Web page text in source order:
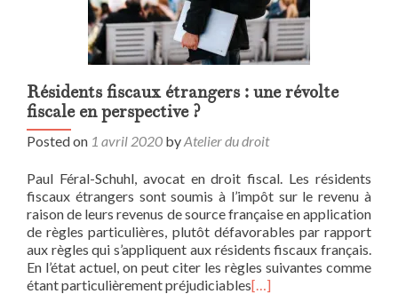
Résidents fiscaux étrangers : une révolte
fiscale en perspective ?
Posted on 1 avril 2020 byAtelier du droit
Paul Féral-Schuhl, avocat en droit fiscal. Les résidents
fiscaux étrangers sont soumis à l’impôt sur le revenu à
raison de leurs revenus de source française en application
de règles particulières, plutôt défavorables par rapport
aux règles qui s’appliquent aux résidents fiscaux français.
En l’état actuel, on peut citer les règles suivantes comme
étant particulièrement préjudiciables[…]